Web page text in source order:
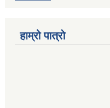
हाम्रो पात्रो